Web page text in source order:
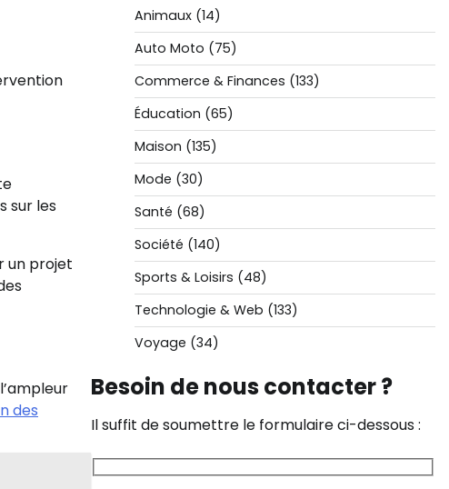
sur les
un projet
des
Animaux(14)
Auto Moto (75)
Commerce & Finances (133)
Éducation (65)
Maison (135)
Mode (30)
Santé (68)
Société (140)
Sports & Loisirs (48)
Technologie & Web (133)
Voyage (34)
Besoin de nous contacter ?
Il suffit de soumettre le formulaire ci-dessous :